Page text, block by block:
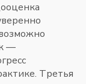
—
Третья